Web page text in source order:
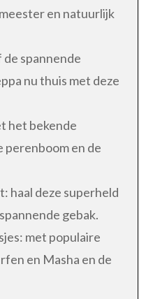
en natuurlijk
de spannende
nu thuis met deze
het bekende
perenboom en de
haal deze superheld
gebak.
met populaire
en Masha en de